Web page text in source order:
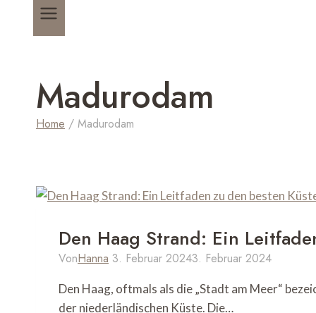
Madurodam
Home / Madurodam
Den Haag Strand: Ein
VonHanna 3. Februar 20243. Februar 2024
Den Haag, oftmals als die „Stadt am Meer“
der niederländischen Küste. Die…